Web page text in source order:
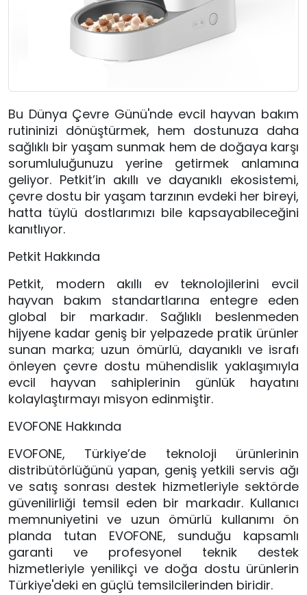
Bu Dünya Çevre Günü'nde evcil hayvan bakım
rutininizi dönüştürmek, hem dostunuza daha
sağlıklı bir yaşam sunmak hem de doğaya karşı
sorumluluğunuzu yerine getirmek anlamına
geliyor. Petkit’in akıllı ve dayanıklı ekosistemi,
çevre dostu bir yaşam tarzının evdeki her bireyi,
hatta tüylü dostlarımızı bile kapsayabileceğini
kanıtlıyor.
Petkit Hakkında
Petkit, modern akıllı ev teknolojilerini evcil
hayvan bakım standartlarına entegre eden
global bir markadır. Sağlıklı beslenmeden
hijyene kadar geniş bir yelpazede pratik ürünler
sunan marka; uzun ömürlü, dayanıklı ve israfı
önleyen çevre dostu mühendislik yaklaşımıyla
evcil hayvan sahiplerinin günlük hayatını
kolaylaştırmayı misyon edinmiştir.
EVOFONE Hakkında
EVOFONE, Türkiye’de teknoloji ürünlerinin
distribütörlüğünü yapan, geniş yetkili servis ağı
ve satış sonrası destek hizmetleriyle sektörde
güvenilirliği temsil eden bir markadır. Kullanıcı
memnuniyetini ve uzun ömürlü kullanımı ön
planda tutan EVOFONE, sunduğu kapsamlı
garanti ve profesyonel teknik destek
hizmetleriyle yenilikçi ve doğa dostu ürünlerin
Türkiye'deki en güçlü temsilcilerinden biridir.